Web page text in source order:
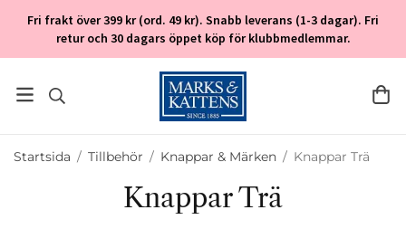
Fri frakt över 399 kr (ord. 49 kr). Snabb leverans (1-3 dagar). Fri
retur och 30 dagars öppet köp för klubbmedlemmar.
Startsida / Tillbehör / Knappar & Märken / Knappar Trä
Knappar Trä